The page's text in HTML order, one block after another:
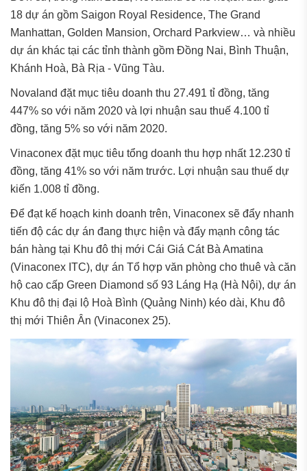
18 dự án gồm Saigon Royal Residence, The Grand
Manhattan, Golden Mansion, Orchard Parkview… và nhiều
dự án khác tại các tỉnh thành gồm Đồng Nai, Bình Thuận,
Khánh Hoà, Bà Rịa - Vũng Tàu.
Novaland đặt mục tiêu doanh thu 27.491 tỉ đồng, tăng
447% so với năm 2020 và lợi nhuận sau thuế 4.100 tỉ
đồng, tăng 5% so với năm 2020.
Vinaconex đặt mục tiêu tổng doanh thu hợp nhất 12.230 tỉ
đồng, tăng 41% so với năm trước. Lợi nhuận sau thuế dự
kiến 1.008 tỉ đồng.
Để đạt kế hoạch kinh doanh trên, Vinaconex sẽ đẩy nhanh
tiến độ các dự án đang thực hiện và đẩy mạnh công tác
bán hàng tại Khu đô thị mới Cái Giá Cát Bà Amatina
(Vinaconex ITC), dự án Tổ hợp văn phòng cho thuê và căn
hộ cao cấp Green Diamond số 93 Láng Hạ (Hà Nội), dự án
Khu đô thị đại lộ Hoà Bình (Quảng Ninh) kéo dài, Khu đô
thị mới Thiên Ân (Vinaconex 25).